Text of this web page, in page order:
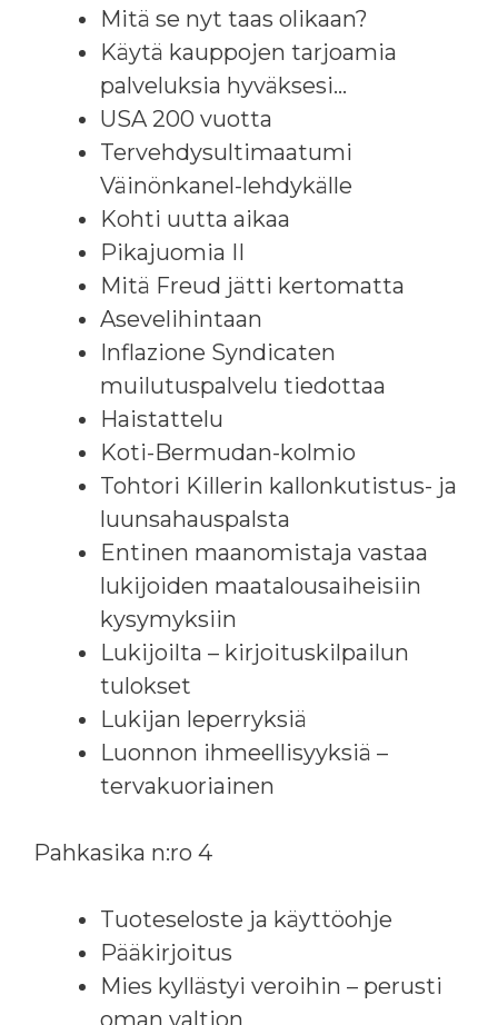
Mitä se nyt taas olikaan?
Käytä kauppojen tarjoamia
palveluksia hyväksesi…
USA 200 vuotta
Tervehdysultimaatumi
Väinönkanel-lehdykälle
Kohti uutta aikaa
Pikajuomia II
Mitä Freud jätti kertomatta
Asevelihintaan
Inflazione Syndicaten
muilutuspalvelu tiedottaa
Haistattelu
Koti-Bermudan-kolmio
Tohtori Killerin kallonkutistus- ja
luunsahauspalsta
Entinen maanomistaja vastaa
lukijoiden maatalousaiheisiin
kysymyksiin
Lukijoilta – kirjoituskilpailun
tulokset
Lukijan leperryksiä
Luonnon ihmeellisyyksiä –
tervakuoriainen
Pahkasika n:ro 4
Tuoteseloste ja käyttöohje
Pääkirjoitus
Mies kyllästyi veroihin – perusti
oman valtion